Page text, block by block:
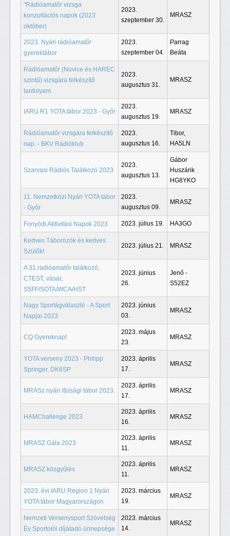
"Rádióamatőr vizsga
konzultációs napok (2023
október)
2023.
szeptember 30.
MRASZ
2023. Nyári rádióamatőr
gyerektábor
2023.
szeptember 04.
Parrag
Beáta
Rádióamatőr (Novice és HAREC
szintű) vizsgára felkészítő
tanfolyam.
2023.
augusztus 31.
MRASZ
IARU R1 YOTA tábor 2023 - Győr
2023.
augusztus 19.
MRASZ
Rádióamatőr vizsgára felkészítő
nap. - BKV Rádióklub
2023.
augusztus 16.
Tibor,
HA5LN
Szarvasi Rádiós Találkozó 2023
2023.
augusztus 13.
Gábor
Huszárik
HG8YKO
11. Nemzetközi Nyári YOTA tábor
- Győr
2023.
augusztus 09.
MRASZ
Fonyódi Aktivitási Napok 2023 2023. július 19. HA3GO
Kedves Táborozók és kedves
Szülők!
2023. július 21. MRASZ
A 31.radióamatőr találkozó,
CTEST, vásár,
S5FF/SOTA/WCA/HST
2023. június
26.
Jenő -
S52EZ
Nagy Sportágválasztó - A Sport
Napjai 2023
2023. június
03.
MRASZ
CQ Gyereknap!
2023. május
23.
MRASZ
YOTA verseny 2023 - Philipp
Springer, DK6SP
2023. április
17.
MRASZ
MRASz nyári ifjúsági tábor 2023.
2023. április
17.
MRASZ
HAMChallenge 2023
2023. április
16.
MRASZ
MRASZ Gála 2023
2023. április
11.
MRASZ
MRASZ közgyűlés
2023. április
11.
MRASZ
2023. évi IARU Region 1 Nyári
YOTA tábor Magyarországon
2023. március
19.
MRASZ
Nemzeti Versenysport Szövetség
Év Sportolói díjátadó ünnepsége
2023. március
14.
MRASZ